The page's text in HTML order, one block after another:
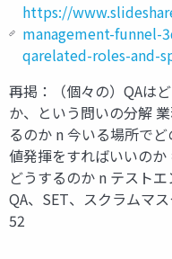
https://
management-funnel-
qarelated-roles-and-
再掲：（個々の）QAは
か、という問いの分解
るのか n 今いる場所で
値発揮をすればいいのか
どうするのか n テストエ
QA、SET、スクラムマ
52